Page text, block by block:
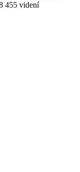
455 videní